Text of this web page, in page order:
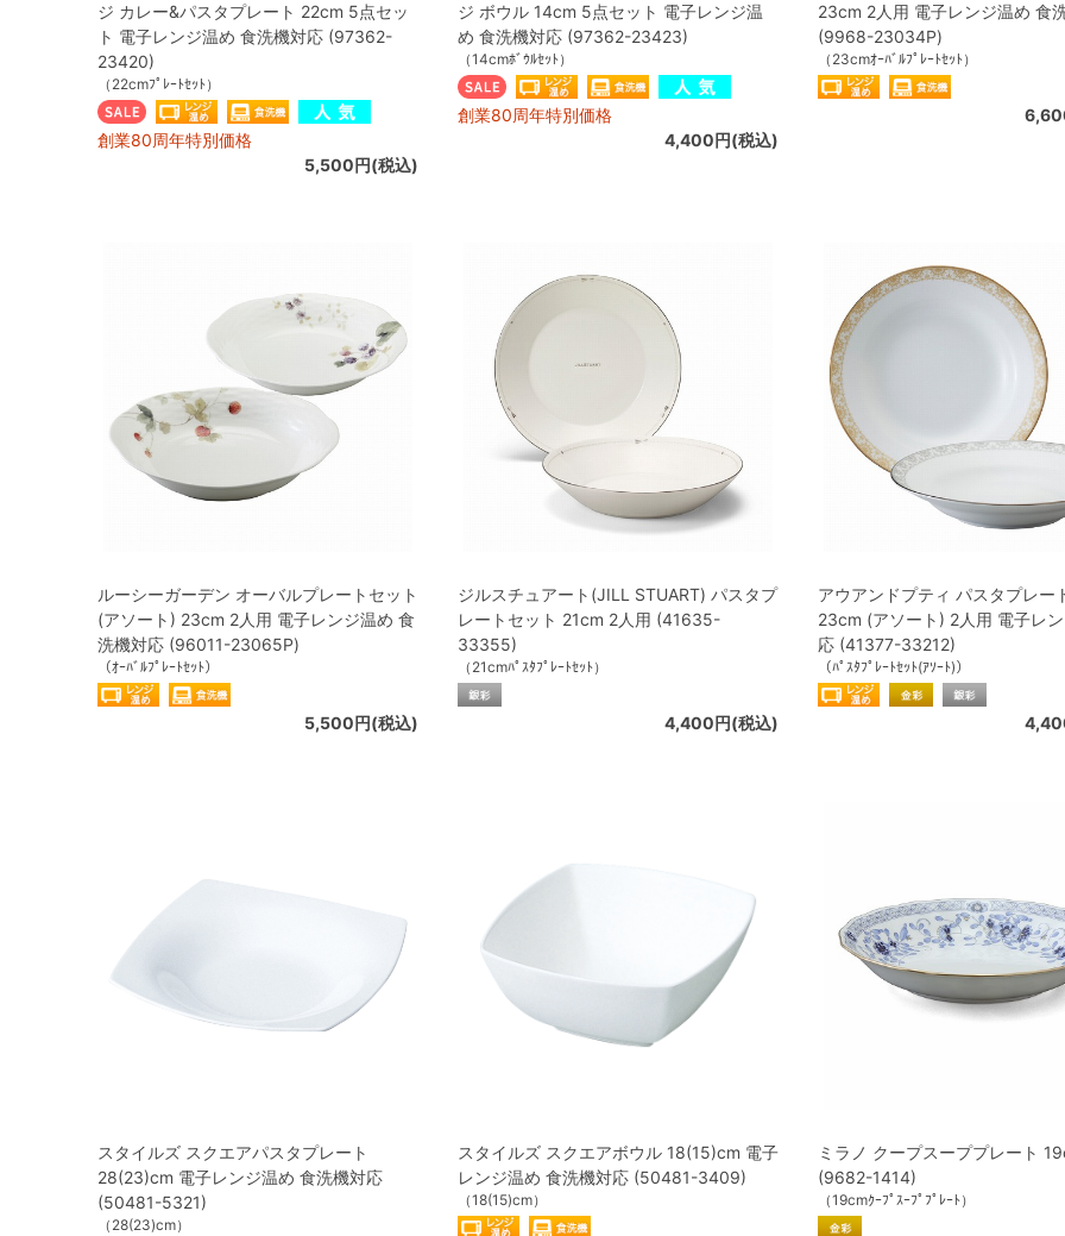
ジ カレー&パスタプレート 22cm 5点セッ
ト 電子レンジ温め 食洗機対応 (97362-
23420)
（22cmﾌﾟﾚｰﾄｾｯﾄ）
創業80周年特別価格
5,500円(税込)
ジ ボウル 14cm 5点セット 電子レンジ温
め 食洗機対応 (97362-23423)
（14cmﾎﾞｳﾙｾｯﾄ）
創業80周年特別価格
4,400円(税込)
23cm 2人用 電子レンジ温め 食
(9968-23034P)
（23cmｵｰﾊﾞﾙﾌﾟﾚｰﾄｾｯﾄ）
ルーシーガーデン オーバルプレートセット
(アソート) 23cm 2人用 電子レンジ温め 食
洗機対応 (96011-23065P)
（ｵｰﾊﾞﾙﾌﾟﾚｰﾄｾｯﾄ）
5,500円(税込)
ジルスチュアート(JILL STUART) パスタプ
レートセット 21cm 2人用 (41635-
33355)
（21cmﾊﾟｽﾀﾌﾟﾚｰﾄｾｯﾄ）
4,400円(税込)
アウアンドプティ パスタプレー
23cm (アソート) 2人用 電子レ
応 (41377-33212)
（ﾊﾟｽﾀﾌﾟﾚｰﾄｾｯﾄ(ｱｿｰﾄ)）
スタイルズ スクエアパスタプレート
28(23)cm 電子レンジ温め 食洗機対応
(50481-5321)
（28(23)cm）
スタイルズ スクエアボウル 18(15)cm 電子
レンジ温め 食洗機対応 (50481-3409)
（18(15)cm）
ミラノ クープスーププレート
(9682-1414)
（19cmｸｰﾌﾟｽｰﾌﾟﾌﾟﾚｰﾄ）